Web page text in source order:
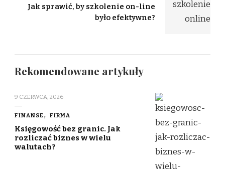
Jak sprawić, by szkolenie on-line
było efektywne?
Rekomendowane artykuły
9 CZERWCA, 2026
FINANSE FIRMA
Księgowość bez granic. Jak
rozliczać biznes w wielu
walutach?